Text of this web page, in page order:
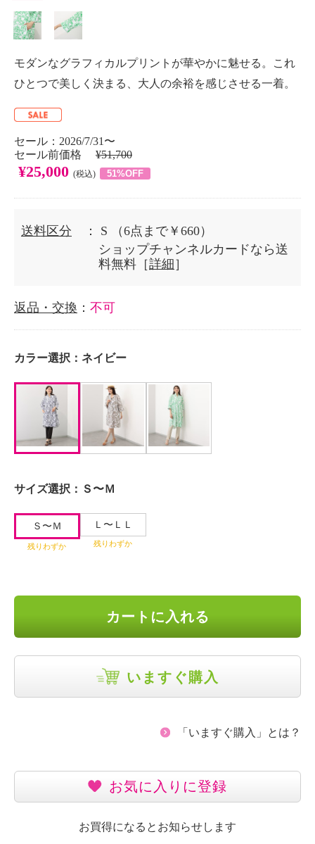
モダンなグラフィカルプリントが華やかに魅せる。これ
ひとつで美しく決まる、大人の余裕を感じさせる一着。
セール：2026/7/31〜
セール前価格 ¥51,700
¥25,000 (税込) 51%OFF
送料区分 ： S
（6点まで￥660）
ショップチャンネルカードなら送
料無料［詳細 ］
返品・交換 ： 不可
カラー選択： ネイビー
サイズ選択： Ｓ〜Ｍ
Ｓ〜Ｍ
残りわずか
Ｌ〜ＬＬ
残りわずか
カートに入れる
いますぐ購入
「いますぐ購入」とは？
お気に入りに登録
お買得になるとお知らせします